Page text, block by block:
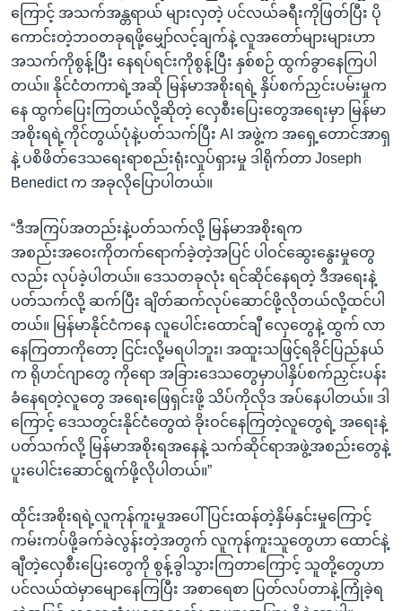
ကြောင့် အသက်အန္တရာယ် များလှတဲ့ ပင်လယ်ခရီးကိုဖြတ်ပြီး ပို
ကောင်းတဲ့ဘဝတခုရဖို့မျှော်လင့်ချက်နဲ့ လူအတော်များများဟာ
အသက်ကိုစွန့်ပြီး နေရပ်ရင်းကိုစွန့်ပြီး နှစ်စဉ် ထွက်ခွာနေကြပါ
တယ်။ နိုင်ငံတကာရဲ့အဆို မြန်မာအစိုးရရဲ့ နှိပ်စက်ညှင်းပမ်းမှုက
နေ ထွက်ပြေးကြတယ်လို့ဆိုတဲ့ လှေစီးပြေးတွေအရေးမှာ မြန်မာ
အစိုးရရဲ့ကိုင်တွယ်ပုံနဲ့ပတ်သက်ပြီး AI အဖွဲ့က အရှေ့တောင်အာရှ
နဲ့ ပစိဖိတ်ဒေသရေးရာစည်းရုံးလှုပ်ရှားမှု ဒါရိုက်တာ Joseph
Benedict က အခုလိုပြောပါတယ်။
“ဒီအကြပ်အတည်းနဲ့ပတ်သက်လို့ မြန်မာအစိုးရက
အစည်းအဝေးကိုတက်ရောက်ခဲ့တဲ့အပြင် ပါဝင်ဆွေးနွေးမှုတွေ
လည်း လုပ်ခဲ့ပါတယ်။ ဒေသတခုလုံး ရင်ဆိုင်နေရတဲ့ ဒီအရေးနဲ့
ပတ်သက်လို့ ဆက်ပြီး ချိတ်ဆက်လုပ်ဆောင်ဖို့လိုတယ်လို့ထင်ပါ
တယ်။ မြန်မာနိုင်ငံကနေ လူပေါင်းထောင်ချီ လှေတွေနဲ့ ထွက် လာ
နေကြတာကိုတော့ ငြင်းလို့မရပါဘူး၊ အထူးသဖြင့်ရခိုင်ပြည်နယ်
က ရိုဟင်ဂျာတွေ ကိုရော အခြားဒေသတွေမှာပါနှိပ်စက်ညှင်းပန်း
ခံနေရတဲ့လူတွေ အရေးဖြေရှင်းဖို့ သိပ်ကိုလိုဒ အပ်နေပါတယ်။ ဒါ
ကြောင့် ဒေသတွင်းနိုင်ငံတွေထဲ ခိုးဝင်နေကြတဲ့လူတွေရဲ့ အရေးနဲ့
ပတ်သက်လို့ မြန်မာအစိုးရအနေနဲ့ သက်ဆိုင်ရာအဖွဲ့အစည်းတွေနဲ့
ပူးပေါင်းဆောင်ရွက်ဖို့လိုပါတယ်။”
ထိုင်းအစိုးရရဲ့လူကုန်ကူးမှုအပေါ် ပြင်းထန်တဲ့နှိမ်နှင်းမှုကြောင့်
ကမ်းကပ်ဖို့ခက်ခဲလွန်းတဲ့အတွက် လူကုန်ကူးသူတွေဟာ ထောင်နဲ့
ချီတဲ့လှေစီးပြေးတွေကို စွန့်ခွါသွားကြတာကြောင့် သူတို့တွေဟာ
ပင်လယ်ထဲမှာမျောနေကြပြီး အစာရေစာ ပြတ်လပ်တာနဲ့ကြုံခဲ့ရ